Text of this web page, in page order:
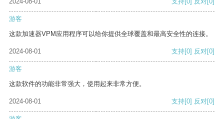
游客
这款加速器VPM应用程序可以给你提供全球覆盖和最高安全性的连接。
2024-08-01 支持[0] 反对[0]
游客
这款软件的功能非常强大，使用起来非常方便。
2024-08-01 支持[0] 反对[0]